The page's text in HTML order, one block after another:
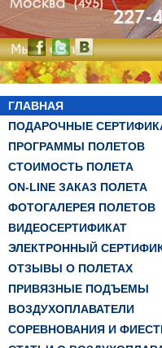
ГЛАВНАЯ
ПОДАРОЧНЫЕ
ПРОГРАММЫ ПОЛЕТОВ
СТОИМОСТЬ ПОЛЕТА
ON-LINE ЗАКАЗ ПОЛЕТА
ФОТОГАЛЕРЕЯ ПОЛЕТОВ
ВИДЕОСЕРТИФИКАТ
ЭЛЕКТРОННЫЙ
ОТЗЫВЫ О ПОЛЕТАХ
ПРИВЯЗНЫЕ ПОДЪЕМЫ
ВОЗДУХОПЛАВАТЕЛИ
СОРЕВНОВАНИЯ И